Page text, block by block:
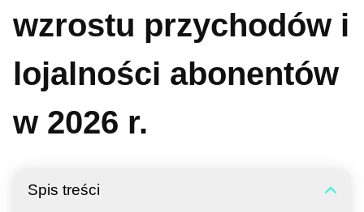
wzrostu przychodów i
lojalności abonentów
w 2026 r.
Spis treści